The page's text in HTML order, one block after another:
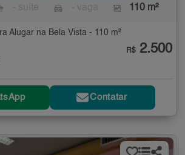
110 m²
Alugar na Bela Vista - 110 m²
R$ 2.500
Contatar